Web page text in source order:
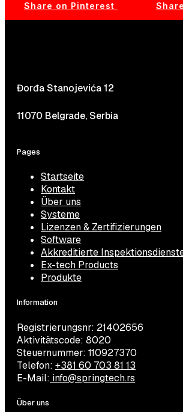
Share on Pinterest
Đorđa Stanojevića 12
11070 Belgrade, Serbia
Pages
Startseite
Kontakt
Über uns
Systeme
Lizenzen & Zertifizierungen
Software
Akkreditierte
Ex-tech Products
Produkte
Information
Registrierungsnr: 21402656
Aktivitätscode: 8020
Steuernummer: 110927370
Telefon: +381 60 703 81 13
E-Mail: info@springtech.rs
Über uns